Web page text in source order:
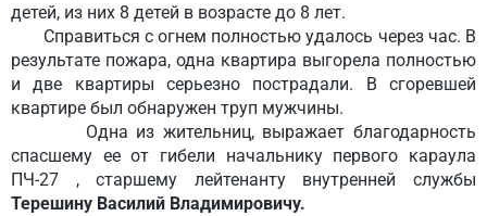
детей, из них 8 детей в возрасте до 8 лет.
Справиться с огнем полностью удалось через час. В
результате пожара, одна квартира выгорела полностью
и две квартиры серьезно пострадали. В сгоревшей
квартире был обнаружен труп мужчины.
Одна из жительниц, выражает благодарность
спасшему ее от гибели начальнику первого караула
ПЧ-27 , старшему лейтенанту внутренней службы
Терешину Василий Владимировичу.